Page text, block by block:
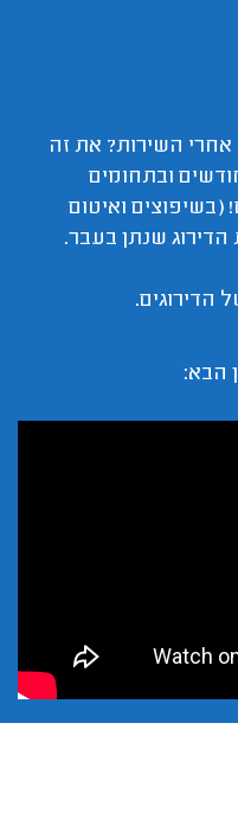
אחרי השירות? את זה
ובתחומים
(בשיפוצים ואיטום
שנתן בעבר.
הדירוגים.
הבא: